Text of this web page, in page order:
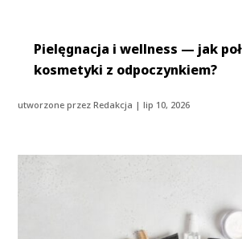
Pielęgnacja i wellness — jak
kosmetyki z odpoczynkiem?
utworzone przezRedakcja |lip 10, 2026